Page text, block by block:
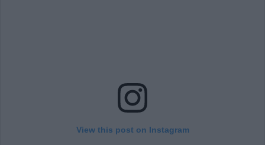
View this post on Instagram